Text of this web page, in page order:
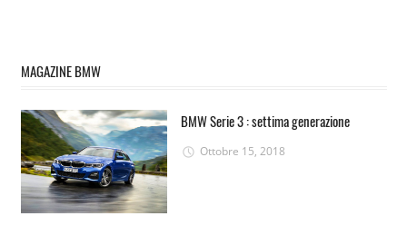
MAGAZINE BMW
BMW Serie 3 : settima generazione
Ottobre 15, 2018